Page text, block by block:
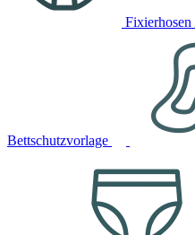
Fixierhosen
Bettschutzvorlage